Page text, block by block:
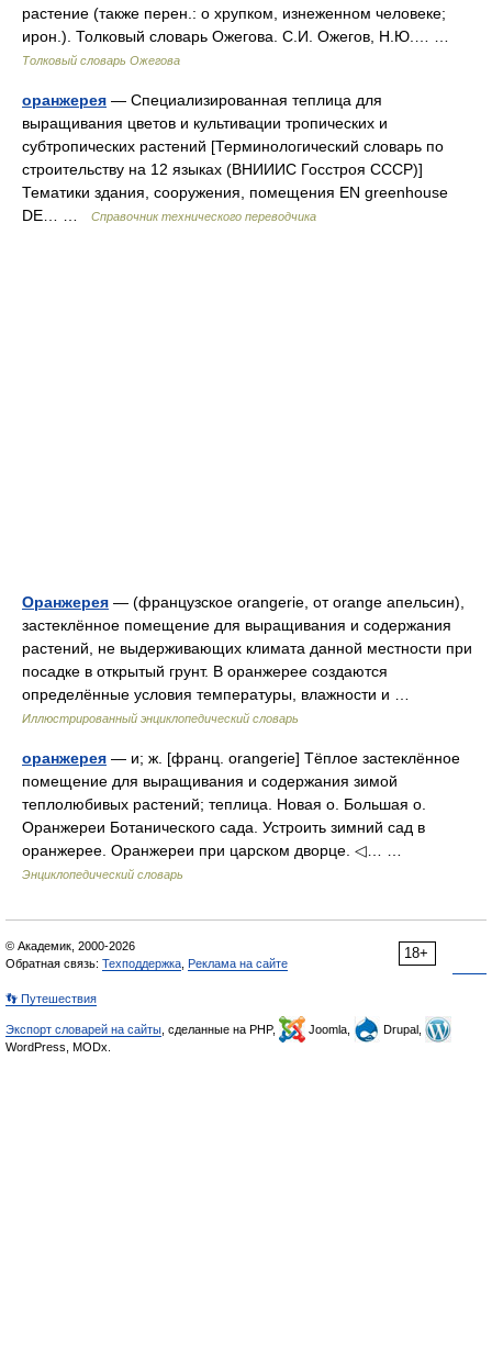
растение (также перен.: о хрупком, изнеженном человеке;
ирон.). Толковый словарь Ожегова. С.И. Ожегов, Н.Ю.… …
Толковый словарь Ожегова
оранжерея — Специализированная теплица для
выращивания цветов и культивации тропических и
субтропических растений [Терминологический словарь по
строительству на 12 языках (ВНИИИС Госстроя СССР)]
Тематики здания, сооружения, помещения EN greenhouse
DE… …
Справочник технического переводчика
Оранжерея — (французское orangerie, от orange апельсин),
застеклённое помещение для выращивания и содержания
растений, не выдерживающих климата данной местности при
посадке в открытый грунт. В оранжерее создаются
определённые условия температуры, влажности и …
Иллюстрированный энциклопедический словарь
оранжерея — и; ж. [франц. orangerie] Тёплое застеклённое
помещение для выращивания и содержания зимой
теплолюбивых растений; теплица. Новая о. Большая о.
Оранжереи Ботанического сада. Устроить зимний сад в
оранжерее. Оранжереи при царском дворце. ◁… …
Энциклопедический словарь
18+
© Академик, 2000-2026
Обратная связь: Техподдержка Реклама на сайте
👣 Путешествия
Экспорт словарей на сайты , сделанные на PHP, Joomla,
Drupal,
WordPress, MODx.